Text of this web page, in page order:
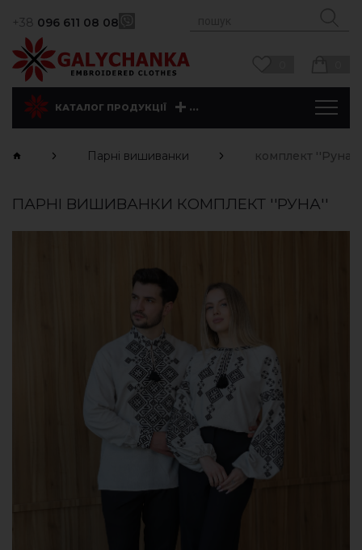
+38 096 611 08 08
КАТАЛОГ ПРОДУКЦІЇ ...
Парні вишиванки комплект ''Руна''
ПАРНІ ВИШИВАНКИ КОМПЛЕКТ ''РУНА''